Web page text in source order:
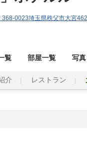
368-0023埼玉県秩父市大宮
覧 部屋一覧 写
介 レストラン